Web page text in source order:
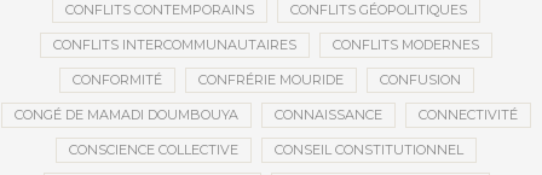
CONFLITS CONTEMPORAINS CONFLITS GÉOPOLITIQUES
CONFLITS INTERCOMMUNAUTAIRES CONFLITS MODERNES
CONFORMITÉ CONFRÉRIE MOURIDE CONFUSION
CONGÉ DE MAMADI DOUMBOUYA CONNAISSANCE CONNECTIVITÉ
CONSCIENCE COLLECTIVE CONSEIL CONSTITUTIONNEL